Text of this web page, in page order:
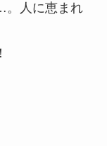
。人に恵まれ